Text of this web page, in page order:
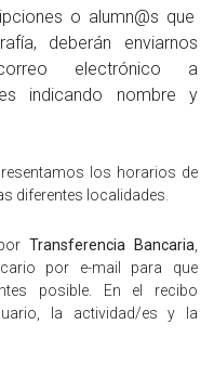
o alumn@s que
deberán enviarnos
electrónico a
indicando nombre y
los horarios de
diferentes localidades
Transferencia Bancaria
por e-mail para que
posible. En el recibo
la actividad/es y la